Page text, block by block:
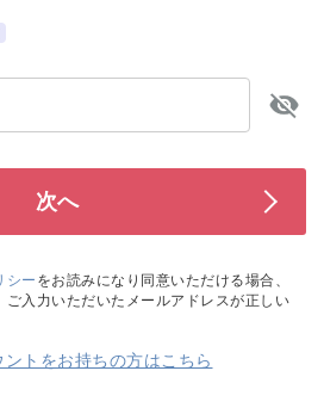
シーをお読みになり同意いただける場合、
ご入力いただいたメールアドレスが正しい
トをお持ちの方はこちら